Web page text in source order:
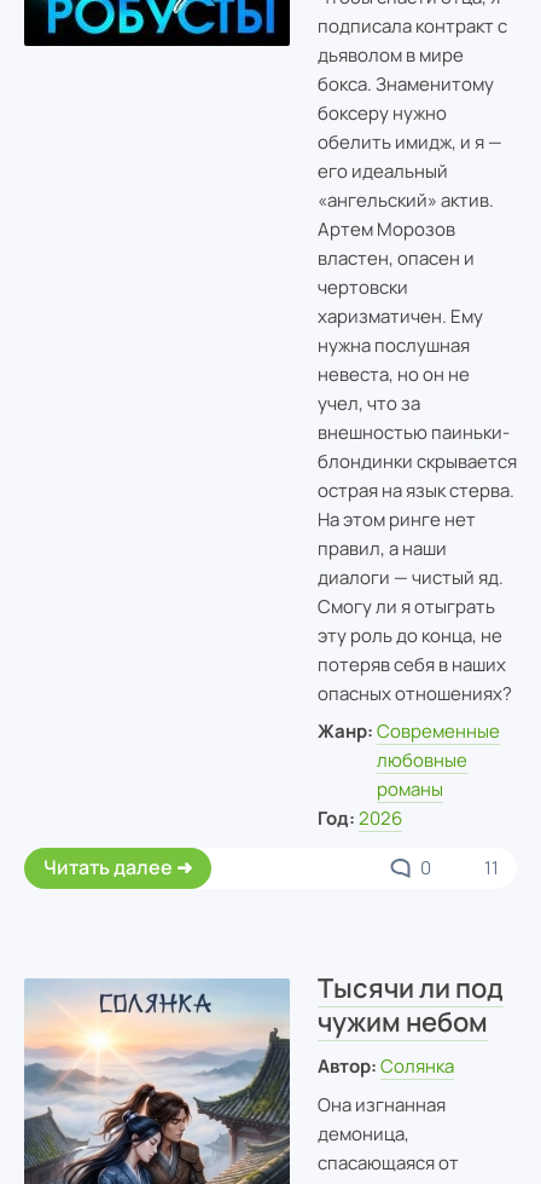
подписала контракт с
дьяволом в мире
бокса. Знаменитому
боксеру нужно
обелить имидж, и я —
его идеальный
«ангельский» актив.
Артем Морозов
властен, опасен и
чертовски
харизматичен. Ему
нужна послушная
невеста, но он не
учел, что за
внешностью паиньки-
блондинки скрывается
острая на язык стерва.
На этом ринге нет
правил, а наши
диалоги — чистый яд.
Смогу ли я отыграть
эту роль до конца, не
потеряв себя в наших
опасных отношениях?
Жанр: Современные
любовные
романы
Год: 2026
Читать далее 0 11
Тысячи ли под
чужим небом
Автор: Солянка
Она изгнанная
демоница,
спасающаяся от